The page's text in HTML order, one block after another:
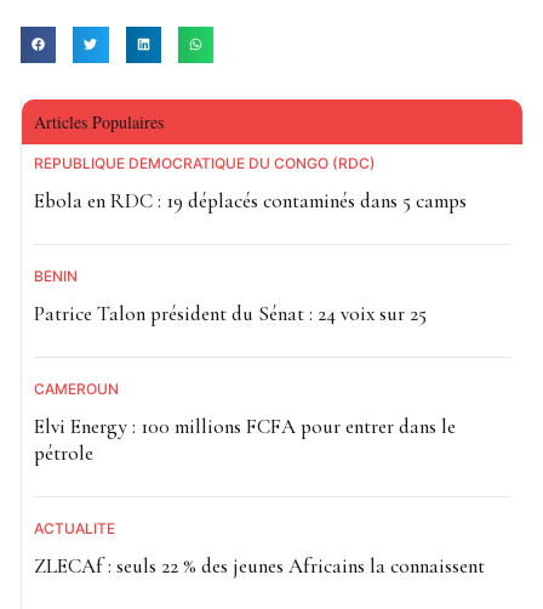
Articles Populaires
RÉPUBLIQUE DÉMOCRATIQUE DU CONGO (RDC)
Ebola en RDC : 19 déplacés contaminés dans 5 camps
BÉNIN
Patrice Talon président du Sénat : 24 voix sur 25
CAMEROUN
Elvi Energy : 100 millions FCFA pour entrer dans le
pétrole
ACTUALITE
ZLECAf : seuls 22 % des jeunes Africains la connaissent